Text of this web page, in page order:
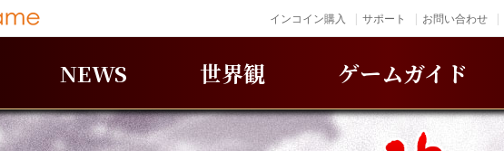
インコイン購入 サポート お問い合わせ
NEWS 世界観 ゲームガイド